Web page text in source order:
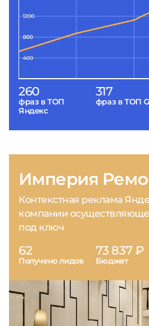
260
фраз в ТОП
Яндекс
317
фраз в ТОП
Империя
Контекстная реклама
компании
под ключ
62
Получено лидов
73 837 ₽
Бюджет